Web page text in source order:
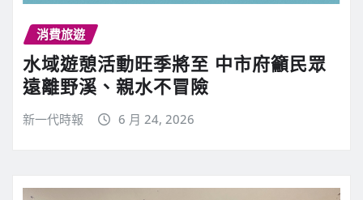
消費旅遊
水域遊憩活動旺季將至 中市府籲民眾
遠離野溪、親水不冒險
新一代時報 6 月 24, 2026